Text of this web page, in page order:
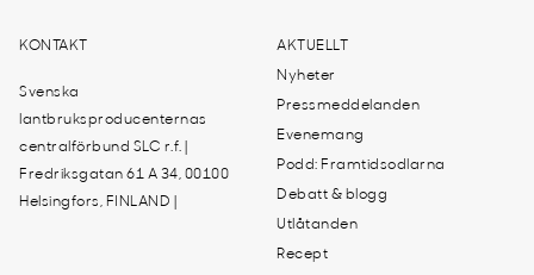
KONTAKT
Svenska
lantbruksproducenternas
centralförbund SLC r.f. |
Fredriksgatan 61 A 34, 00100
Helsingfors, FINLAND |
AKTUELLT
Nyheter
Pressmeddelanden
Evenemang
Podd: Framtidsodlarna
Debatt & blogg
Utlåtanden
Recept